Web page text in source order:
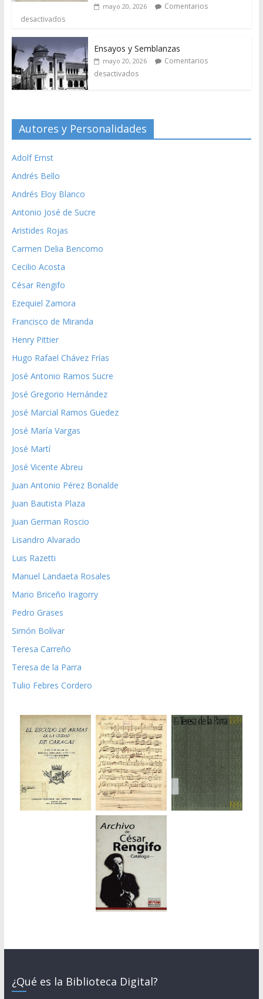
mayo 20, 2026
Comentarios
desactivados
Ensayos y Semblanzas
mayo 20, 2026
Comentarios
desactivados
Autores y Personalidades
Adolf Ernst
Andrés Bello
Andrés Eloy Blanco
Antonio José de Sucre
Aristides Rojas
Carmen Delia Bencomo
Cecilio Acosta
César Rengifo
Ezequiel Zamora
Francisco de Miranda
Henry Pittier
Hugo Rafael Chávez Frías
José Antonio Ramos Sucre
José Gregorio Hernández
José Marcial Ramos Guedez
José María Vargas
José Martí
José Vicente Abreu
Juan Antonio Pérez Bonalde
Juan Bautista Plaza
Juan German Roscio
Lisandro Alvarado
Luis Razetti
Manuel Landaeta Rosales
Mario Briceño Iragorry
Pedro Grases
Simón Bolívar
Teresa Carreño
Teresa de la Parra
Tulio Febres Cordero
¿Qué es la Biblioteca Digital?